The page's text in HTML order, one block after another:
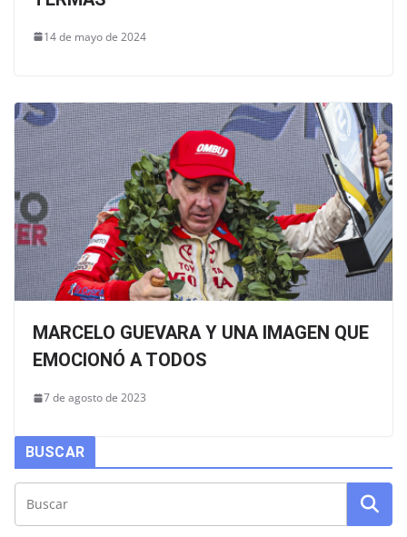
14 de mayo de 2024
MARCELO GUEVARA Y UNA IMAGEN QUE
EMOCIONÓ A TODOS
7 de agosto de 2023
BUSCAR